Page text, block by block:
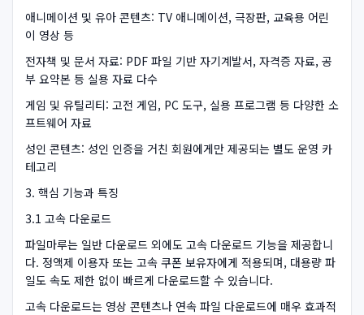
애니메이션 및 유아 콘텐츠: TV 애니메이션, 극장판, 교육용 어린
이 영상 등
전자책 및 문서 자료: PDF 파일 기반 자기계발서, 자격증 자료, 공
부 요약본 등 실용 자료 다수
게임 및 유틸리티: 고전 게임, PC 도구, 실용 프로그램 등 다양한 소
프트웨어 자료
성인 콘텐츠: 성인 인증을 거친 회원에게만 제공되는 별도 운영 카
테고리
3. 핵심 기능과 특징
3.1 고속 다운로드
파일마루는 일반 다운로드 외에도 고속 다운로드 기능을 제공합니
다. 정액제 이용자 또는 고속 쿠폰 보유자에게 적용되며, 대용량 파
일도 속도 제한 없이 빠르게 다운로드할 수 있습니다.
고속 다운로드는 영상 콘텐츠나 연속 파일 다운로드에 매우 효과적